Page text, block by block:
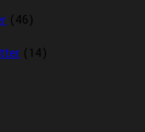
(46)
(14)